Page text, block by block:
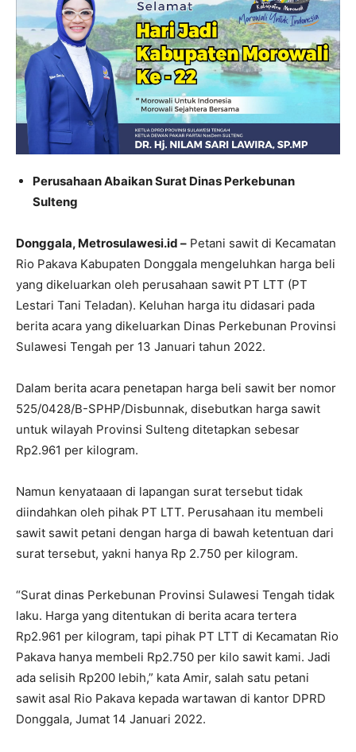
Perusahaan Abaikan Surat Dinas Perkebunan
Sulteng
Donggala, Metrosulawesi.id – Petani sawit di Kecamatan
Rio Pakava Kabupaten Donggala mengeluhkan harga beli
yang dikeluarkan oleh perusahaan sawit PT LTT (PT
Lestari Tani Teladan). Keluhan harga itu didasari pada
berita acara yang dikeluarkan Dinas Perkebunan Provinsi
Sulawesi Tengah per 13 Januari tahun 2022.
Dalam berita acara penetapan harga beli sawit ber nomor
525/0428/B-SPHP/Disbunnak, disebutkan harga sawit
untuk wilayah Provinsi Sulteng ditetapkan sebesar
Rp2.961 per kilogram.
Namun kenyataaan di lapangan surat tersebut tidak
diindahkan oleh pihak PT LTT. Perusahaan itu membeli
sawit sawit petani dengan harga di bawah ketentuan dari
surat tersebut, yakni hanya Rp 2.750 per kilogram.
“Surat dinas Perkebunan Provinsi Sulawesi Tengah tidak
laku. Harga yang ditentukan di berita acara tertera
Rp2.961 per kilogram, tapi pihak PT LTT di Kecamatan Rio
Pakava hanya membeli Rp2.750 per kilo sawit kami. Jadi
ada selisih Rp200 lebih,” kata Amir, salah satu petani
sawit asal Rio Pakava kepada wartawan di kantor DPRD
Donggala, Jumat 14 Januari 2022.